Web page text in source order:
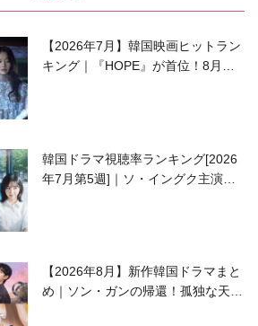
【2026年7月】韓国映画ヒットラン
キング｜『HOPE』が首位！8月公
韓国ドラマ視聴率ランキング[2026
年7月第5週]｜ソ・イングク主演の
【2026年8月】新作韓国ドラマまと
め｜ソン・ガンの帰還！孤独な天才